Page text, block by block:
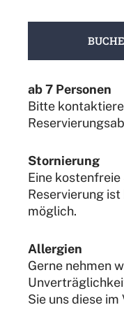
ab 7 Personen
Bitte
Stornierung
Eine
Reservierung
möglich.
Allergien
Gerne nehmen
Sie uns diese im